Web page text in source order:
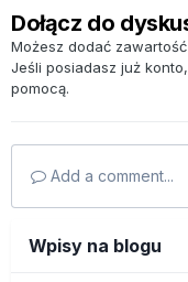
Dołącz do
Możesz dodać
Jeśli posiadasz już konto,
pomocą.
Add a comment...
Wpisy na blogu